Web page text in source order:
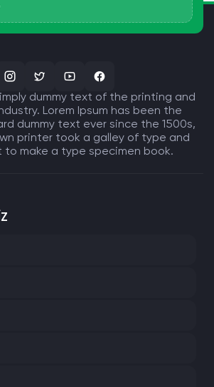
dummy text of the printing and
Lorem Ipsum has been the
dummy text ever since the 1500s,
printer took a galley of type and
to make a type specimen book.